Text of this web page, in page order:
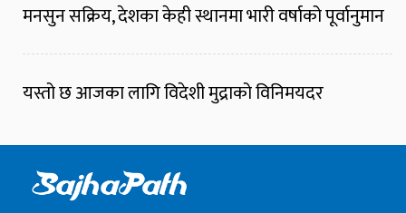
मनसुन सक्रिय, देशका केही स्थानमा भारी वर्षाको पूर्वानुमान
यस्तो छ आजका लागि विदेशी मुद्राको विनिमयदर